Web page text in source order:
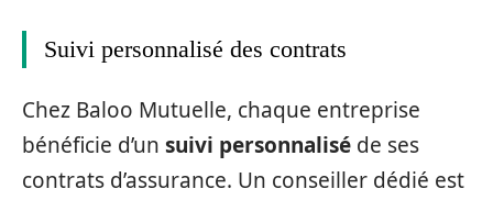
Suivi personnalisé des contrats
Chez Baloo Mutuelle, chaque entreprise
bénéficie d’un suivi personnalisé de ses
contrats d’assurance. Un conseiller dédié est